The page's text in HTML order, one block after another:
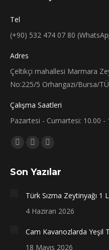
Tel
(+90) 532 474 07 80
Adres
Çeltikçi mahallesi Marmara
No:225/5 Orhangazi/Bursa/
Çalışma Saatleri
Pazartesi - Cumartesi: 10.00 -
Bizi bulun:
Facebook
yeni
pencerede
açılır
X
yeni
pencerede
açılır
Instagram
yeni
pencerede
açılır
Son Yazılar
Türk Sızma Zeytinyağı 1
4 Haziran 2026
Cam Kavanozlarda Yeşil
18 Mayıs 2026